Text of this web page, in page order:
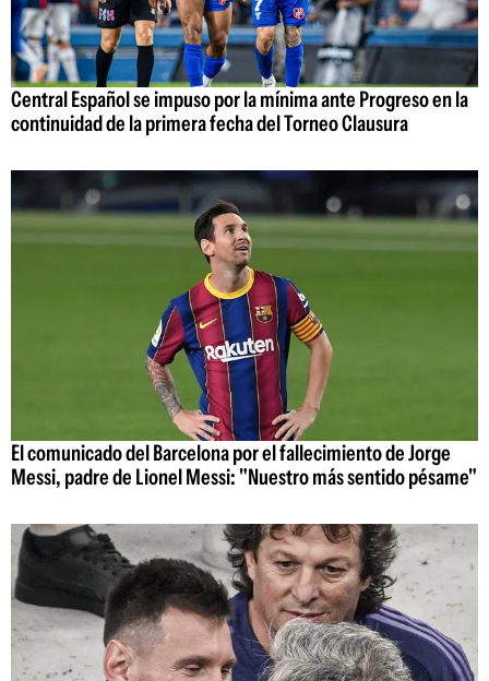
Central Español se impuso por la mínima ante Progreso en la
continuidad de la primera fecha del Torneo Clausura
El comunicado del Barcelona por el fallecimiento de Jorge
Messi, padre de Lionel Messi: "Nuestro más sentido pésame"